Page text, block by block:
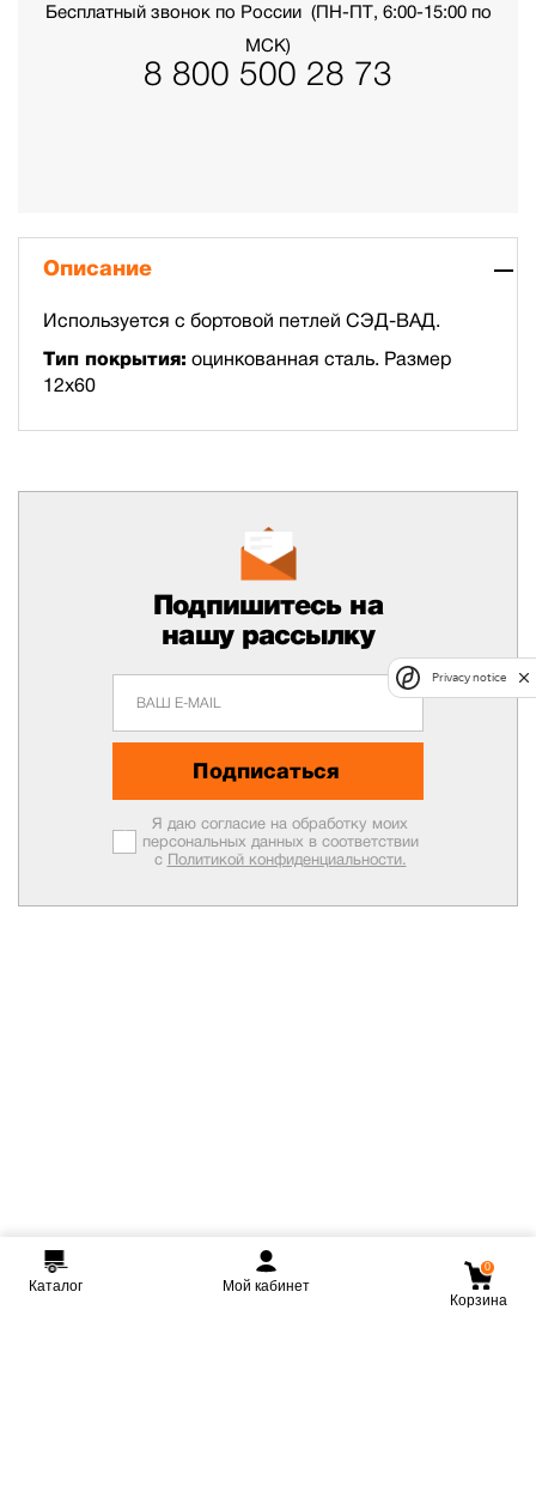
Бесплатный звонок по России (ПН-ПТ, 6:00-15:00 по
МСК)
8 800 500 28 73
Описание
Используется с бортовой петлей СЭД-ВАД.
Тип покрытия: оцинкованная сталь. Размер
12х60
Подпишитесь на
нашу рассылку
Подписаться
Я даю согласие на обработку моих
персональных данных в соответствии
с Политикой конфиденциальности.
Каталог Мой кабинет
0
Корзина
Privacy notice